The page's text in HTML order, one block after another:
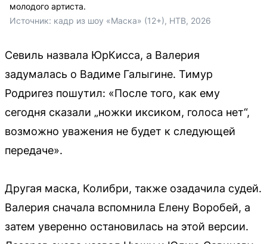
молодого артиста.
Источник: кадр из шоу «Маска» (12+), НТВ, 2026
Севиль назвала ЮрКисса, а Валерия
задумалась о Вадиме Галыгине. Тимур
Родригез пошутил: «После того, как ему
сегодня сказали „ножки иксиком, голоса нет“,
возможно уважения не будет к следующей
передаче».
Другая маска, Колибри, также озадачила судей.
Валерия сначала вспомнила Елену Воробей, а
затем уверенно остановилась на этой версии.